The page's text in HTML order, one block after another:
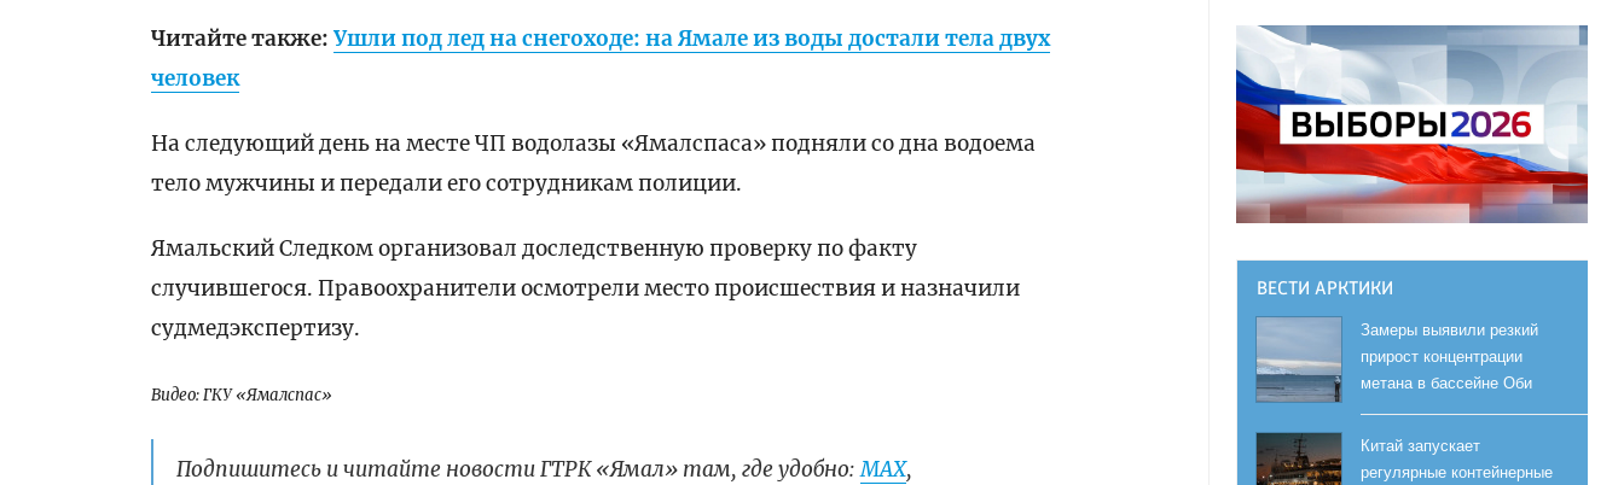
Читайте также:Ушли под лед на снегоходе: на Ямале из воды достали тела двух
человек
На следующий день на месте ЧП водолазы «Ямалспаса» подняли со дна водоема
тело мужчины и передали его сотрудникам полиции.
Ямальский Следком организовал доследственную проверку по факту
случившегося. Правоохранители осмотрели место происшествия и назначили
судмедэкспертизу.
Видео: ГКУ «Ямалспас»
Подпишитесь и читайте новости ГТРК «Ямал» там, где удобно:МАХ,
ВЕСТИ АРКТИКИ
Замеры выявили резкий
прирост концентрации
метана в бассейне Оби
Китай запускает
регулярные контейнерные